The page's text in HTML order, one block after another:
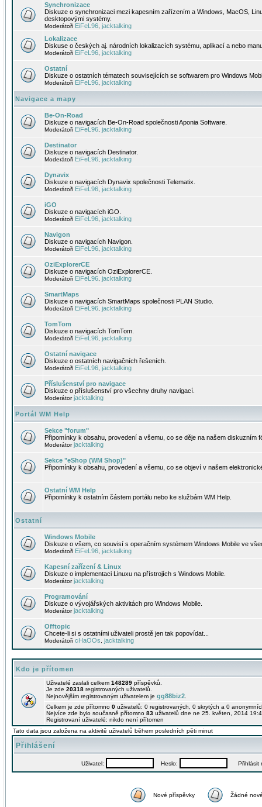
Synchronizace
Diskuze o synchronizaci mezi kapesním zařízením a Windows, MacOS,
desktopovými systémy.
Moderátoři EiFeL96 jacktalking
Lokalizace
Diskuse o českých aj. národních lokalizacích systému, aplikací a nebo
Moderátoři EiFeL96 jacktalking
Ostatní
Diskuze o ostatních tématech souvisejících se softwarem pro Windows
Moderátoři EiFeL96 jacktalking
Navigace a mapy
Be-On-Road
Diskuze o navigacích Be-On-Road společnosti Aponia Software.
Moderátoři EiFeL96 jacktalking
Destinator
Diskuze o navigacích Destinator.
Moderátoři EiFeL96 jacktalking
Dynavix
Diskuze o navigacích Dynavix společnosti Telematix.
Moderátoři EiFeL96 jacktalking
iGO
Diskuze o navigacích iGO.
Moderátoři EiFeL96 jacktalking
Navigon
Diskuze o navigacích Navigon.
Moderátoři EiFeL96 jacktalking
OziExplorerCE
Diskuze o navigacích OziExplorerCE.
Moderátoři EiFeL96 jacktalking
SmartMaps
Diskuze o navigacích SmartMaps společnosti PLAN Studio.
Moderátoři EiFeL96 jacktalking
TomTom
Diskuze o navigacích TomTom.
Moderátoři EiFeL96 jacktalking
Ostatní navigace
Diskuze o ostatních navigačních řešeních.
Moderátoři EiFeL96 jacktalking
Příslušenství pro navigace
Diskuze o příslušenství pro všechny druhy navigací.
Moderátorjacktalking
Portál WM Help
Sekce "forum"
Připomínky k obsahu, provedení a všemu, co se děje na našem diskuzním
Moderátorjacktalking
Sekce "eShop (WM Shop)"
Připomínky k obsahu, provedení a všemu, co se objeví v našem
Ostatní WM Help
Připomínky k ostatním částem portálu nebo ke službám WM Help.
Ostatní
Windows Mobile
Diskuze o všem, co souvisí s operačním systémem Windows Mobile ve
Moderátoři EiFeL96 jacktalking
Kapesní zařízení & Linux
Diskuze o implementaci Linuxu na přístrojích s Windows Mobile.
Moderátorjacktalking
Programování
Diskuze o vývojářských aktivitách pro Windows Mobile.
Moderátorjacktalking
Offtopic
Chcete-li si s ostatními uživateli prostě jen tak popovídat...
Moderátoři cHaOOs jacktalking
Kdo je přítomen
Uživatelé zaslali celkem 148289 příspěvků.
Je zde 20318 registrovaných uživatelů.
Nejnovějším registrovaným uživatelem je gg88biz2
Celkem je zde přítomno 0 uživatelů: 0 registrovaných, 0 skrytých a 0
Nejvíce zde bylo současně přítomno 83 uživatelů dne ne 25. květen, 2014
Registrovaní uživatelé: nikdo není přítomen
Tato data jsou založena na aktivitě uživatelů během posledních pěti minut
Přihlášení
Uživatel: Heslo: Přihlásit
Nové příspěvky Žádné